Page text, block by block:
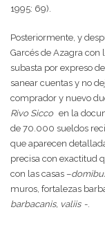
1995: 69).
Posteriormente, y
Garcés de Azagra con
subasta por expreso
sanear cuentas y no
comprador y nuevo
Rivo Sicco en la
de 70.000 sueldos
que aparecen
precisa con exactitud
con las casas –
muros, fortalezas
barbacanis, valiis -.